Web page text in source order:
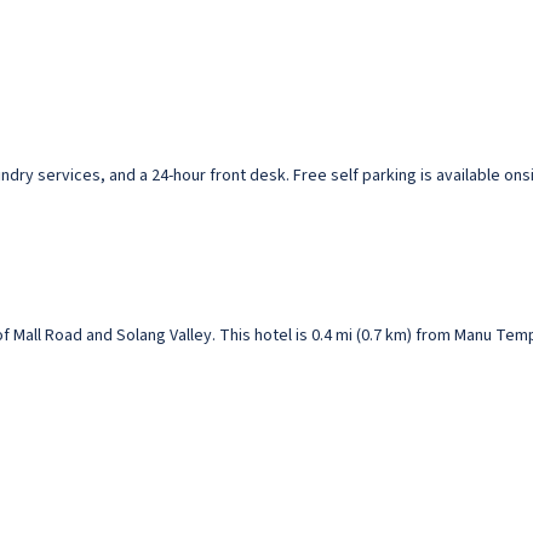
services, and a 24-hour front desk. Free self parking is available
Road and Solang Valley. This hotel is 0.4 mi (0.7 km) from Manu